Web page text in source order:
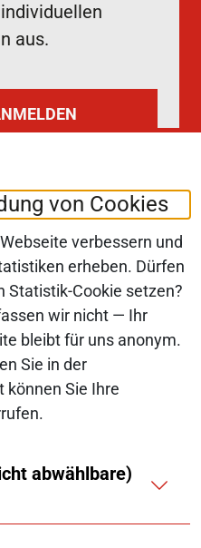
von Cookies
verbessern und
erheben. Dürfen
Statistik-Cookie setzen?
wir nicht — Ihr
bleibt für uns anonym.
Sie in der
können Sie Ihre
abwählbare)
aus.
LinkedIn